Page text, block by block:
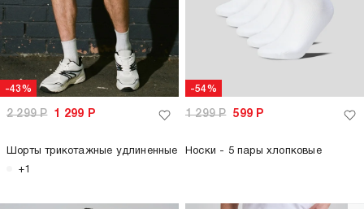
-43%
2 299Р 1 299 Р
Шорты трикотажные удлиненные
+1
-54%
1 299Р 599 Р
Носки - 5 пары хлопковые